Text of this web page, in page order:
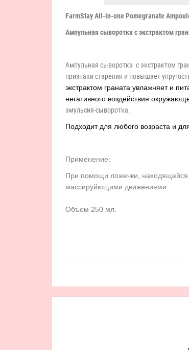
FarmStay All-in-one Pomegranate
Ампульная сыворотка с экстрактом
Ампульная сыворотка с экстрактом
признаки старения и повышает
экстрактом граната увлажняет и
негативного воздействия
эмульсия-сыворотка.
Подходит для любого возраста и
Применение:
При помощи ложечки, находящейся
массируйющими движениями.
Объем 250 мл.